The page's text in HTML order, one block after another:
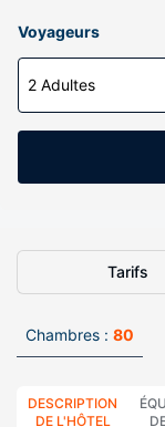
Voyageurs
2 Adultes
Tarifs
Chambres : 80
DESCRIPTION
DE L'HÔTEL